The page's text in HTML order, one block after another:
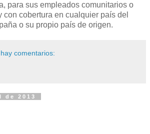
para sus empleados comunitarios o
con cobertura en cualquier país del
o su propio país de origen.
comentarios:
de 2013